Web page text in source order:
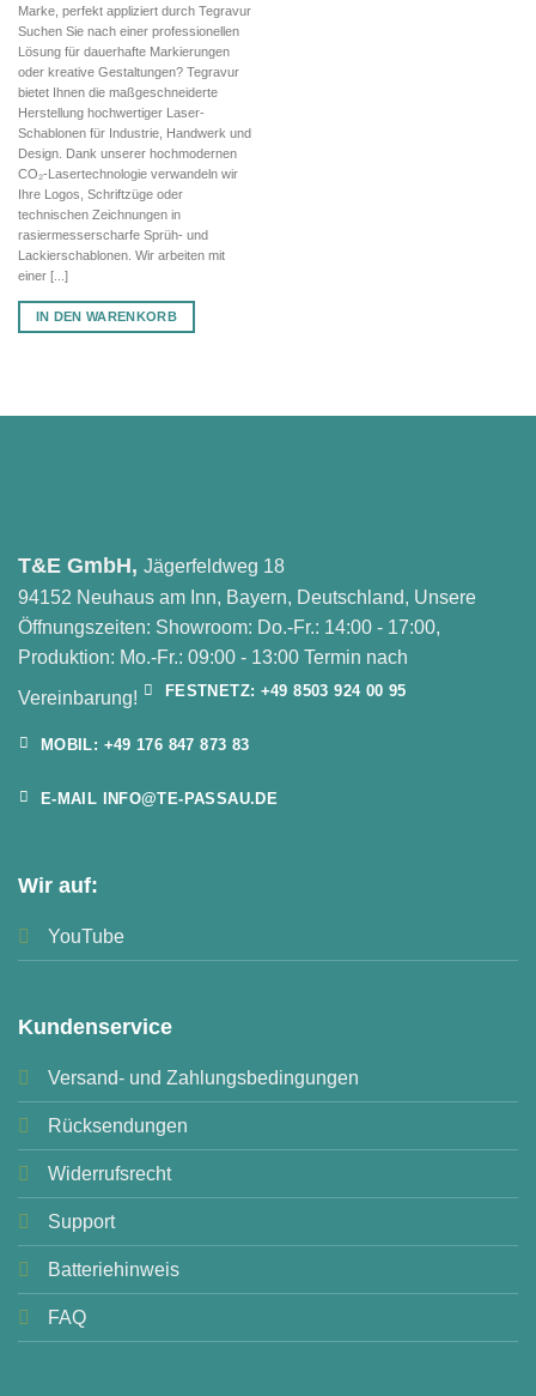
Marke, perfekt appliziert durch Tegravur
Suchen Sie nach einer professionellen
Lösung für dauerhafte Markierungen
oder kreative Gestaltungen? Tegravur
bietet Ihnen die maßgeschneiderte
Herstellung hochwertiger Laser-
Schablonen für Industrie, Handwerk und
Design. Dank unserer hochmodernen
CO₂-Lasertechnologie verwandeln wir
Ihre Logos, Schriftzüge oder
technischen Zeichnungen in
rasiermesserscharfe Sprüh- und
Lackierschablonen. Wir arbeiten mit
einer [...]
IN DEN WARENKORB
T&E GmbH, Jägerfeldweg 18
94152 Neuhaus am Inn, Bayern, Deutschland, Unsere
Öffnungszeiten: Showroom: Do.-Fr.: 14:00 - 17:00,
Produktion: Mo.-Fr.: 09:00 - 13:00 Termin nach
Vereinbarung!
FESTNETZ: +49 8503 924 00 95
MOBIL: +49 176 847 873 83
E-MAIL INFO@TE-PASSAU.DE
Wir auf:
YouTube
Kundenservice
Versand- und Zahlungsbedingungen
Rücksendungen
Widerrufsrecht
Support
Batteriehinweis
FAQ